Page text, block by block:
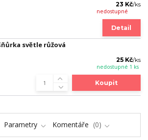
23 Kč/ks
nedostupné
Detail
světle růžová
25 Kč/ks
nedostupné 1 ks
Koupit
Parametry Komentáře 0